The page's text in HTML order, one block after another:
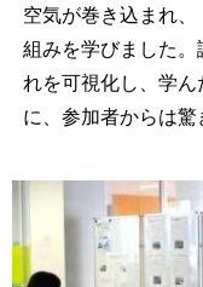
空気が巻き込まれ
組みを学びました
れを可視化し、学
に、参加者からは驚